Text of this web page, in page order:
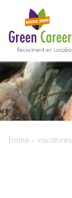
home › vacatures